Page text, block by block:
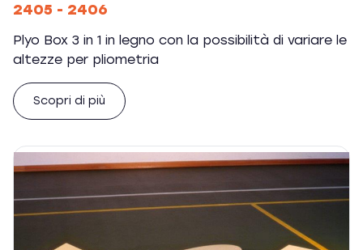
2405 - 2406
Plyo Box 3 in 1 in legno con la possibilità di variare le
altezze per pliometria
Scopri di più